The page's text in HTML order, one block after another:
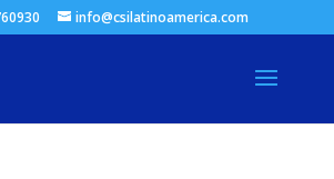
info@csilatinoamerica.com